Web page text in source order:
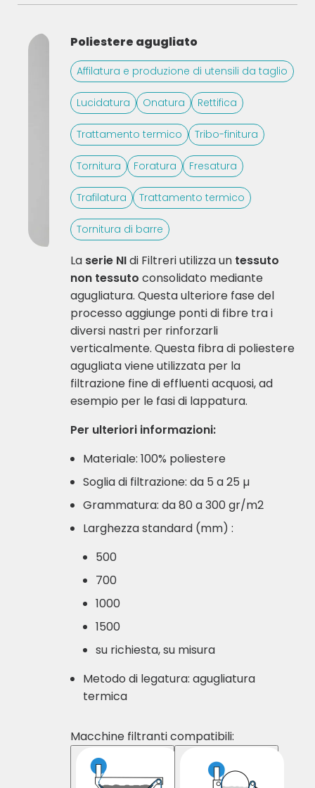
Poliestere agugliato
Affilatura e produzione di utensili da taglio
Lucidatura Onatura Rettifica
Trattamento termico Tribo-finitura
Tornitura Foratura Fresatura
Trafilatura Trattamento termico
Tornitura di barre
La serie NIdi Filtreri utilizza un tessuto
non tessuto consolidato mediante
agugliatura. Questa ulteriore fase del
processo aggiunge ponti di fibre tra i
diversi nastri per rinforzarli
verticalmente. Questa fibra di poliestere
agugliata viene utilizzata per la
filtrazione fine di effluenti acquosi, ad
esempio per le fasi di lappatura.
Per ulteriori informazioni:
Materiale: 100% poliestere
Soglia di filtrazione: da 5 a 25 µ
Grammatura: da 80 a 300 gr/m2
Larghezza standard (mm) :
500
700
1000
1500
su richiesta, su misura
Metodo di legatura: agugliatura
termica
Macchine filtranti compatibili: